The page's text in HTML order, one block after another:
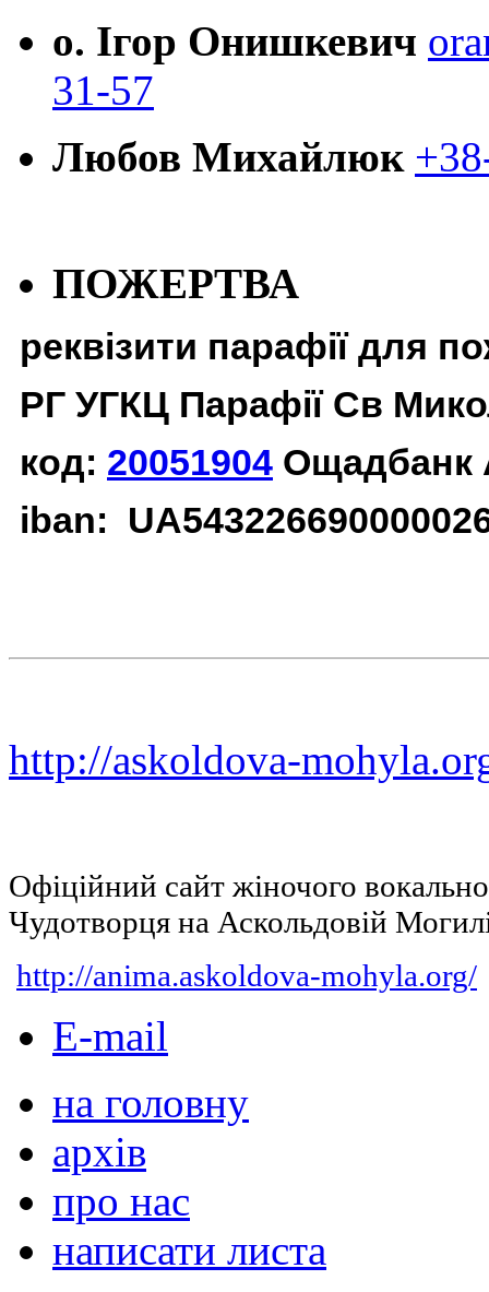
о. Ігор Онишкевич
31-57
Любов Михайлюк
ПОЖЕРТВА
реквізити парафії для
РГ УГКЦ Парафії Св
код: 20051904 Ощадбанк
iban:
http://askoldova-
Офіційний сайт жіночого
Чудотворця на Аскольдовій
http://anima.askoldova-mohyla.org/
E-mail
на головну
архів
про нас
написати листа